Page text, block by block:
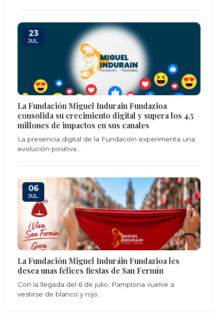
23
JUL.
La Fundación Miguel Indurain Fundazioa
consolida su crecimiento digital y supera los 4,5
millones de impactos en sus canales
La presencia digital de la Fundación experimenta una
evolución positiva...
06
JUL.
La Fundación Miguel Induráin Fundazioa les
desea unas felices fiestas de San Fermín
Con la llegada del 6 de julio, Pamplona vuelve a
vestirse de blanco y rojo...